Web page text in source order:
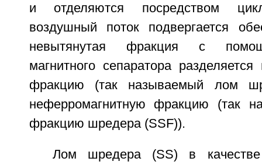
и отделяются посредством
воздушный поток подвергается
невытянутая фракция с
магнитного сепаратора
фракцию (так называемый лом
неферромагнитную фракцию (так
фракцию шредера (SSF)).
Лом шредера (SS) в качестве